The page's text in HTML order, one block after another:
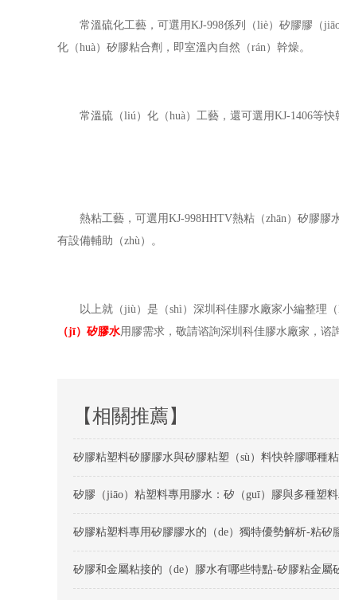
常溫硫化工藝， 可選用KJ-998係列（liè）矽膠膠（
化（huà）矽膠粘合劑，即室溫內自然（rán）幹燥。
常溫硫（liú）化（huà）工藝， 還可選用KJ-1406等
熱粘工藝， 可選用KJ-998HHTV熱粘（zhān）矽膠膠
有設備輔助（zhù）。
以上就（jiù）是（shì）深圳科佳膠水廠家小編整理
（jī）矽膠水用膠需求，敬請谘詢深圳科佳膠水廠家，谘
【相關推薦】
矽膠粘塑料矽膠膠水與矽膠粘塑（sù）料快幹膠哪種粘
矽膠（jiāo）粘塑料專用膠水：矽（guī）膠與多種塑
矽膠粘塑料專用矽膠膠水的（de）獨特優勢解析-粘矽
矽膠和金屬粘接的（de）膠水有哪些特點-矽膠粘金屬